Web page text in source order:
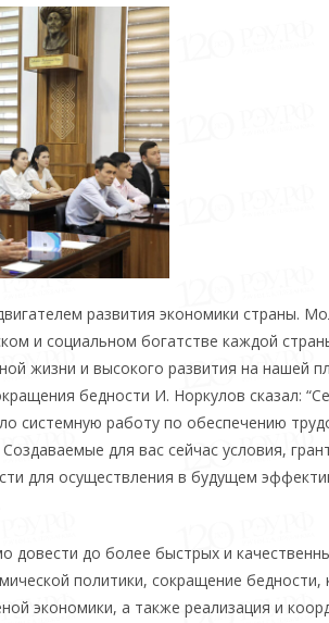
развития экономики страны.
и социальном богатстве каждой
жизни и высокого развития на нашей
бедности И. Норкулов сказал:
системную работу по обеспечению
для вас сейчас условия,
для осуществления в будущем
довести до более быстрых и
политики, сокращение бедности,
экономики, а также реализация и